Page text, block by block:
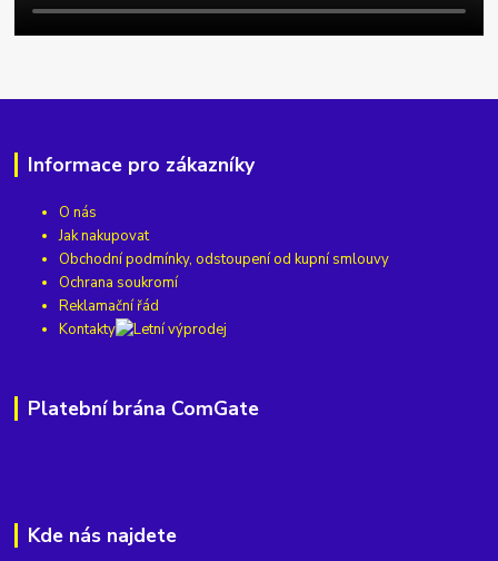
Informace pro zákazníky
O nás
Jak nakupovat
Obchodní podmínky, odstoupení od kupní smlouvy
Ochrana soukromí
Reklamační řád
Kontakty
Platební brána ComGate
Kde nás najdete